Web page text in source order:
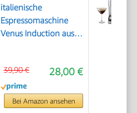
italienische
Espressomaschine
Venus Induction aus
Tellern, 4
Kaffeetassen (170
ml), Silber
28,00 €
39,90 €
Bei Amazon ansehen